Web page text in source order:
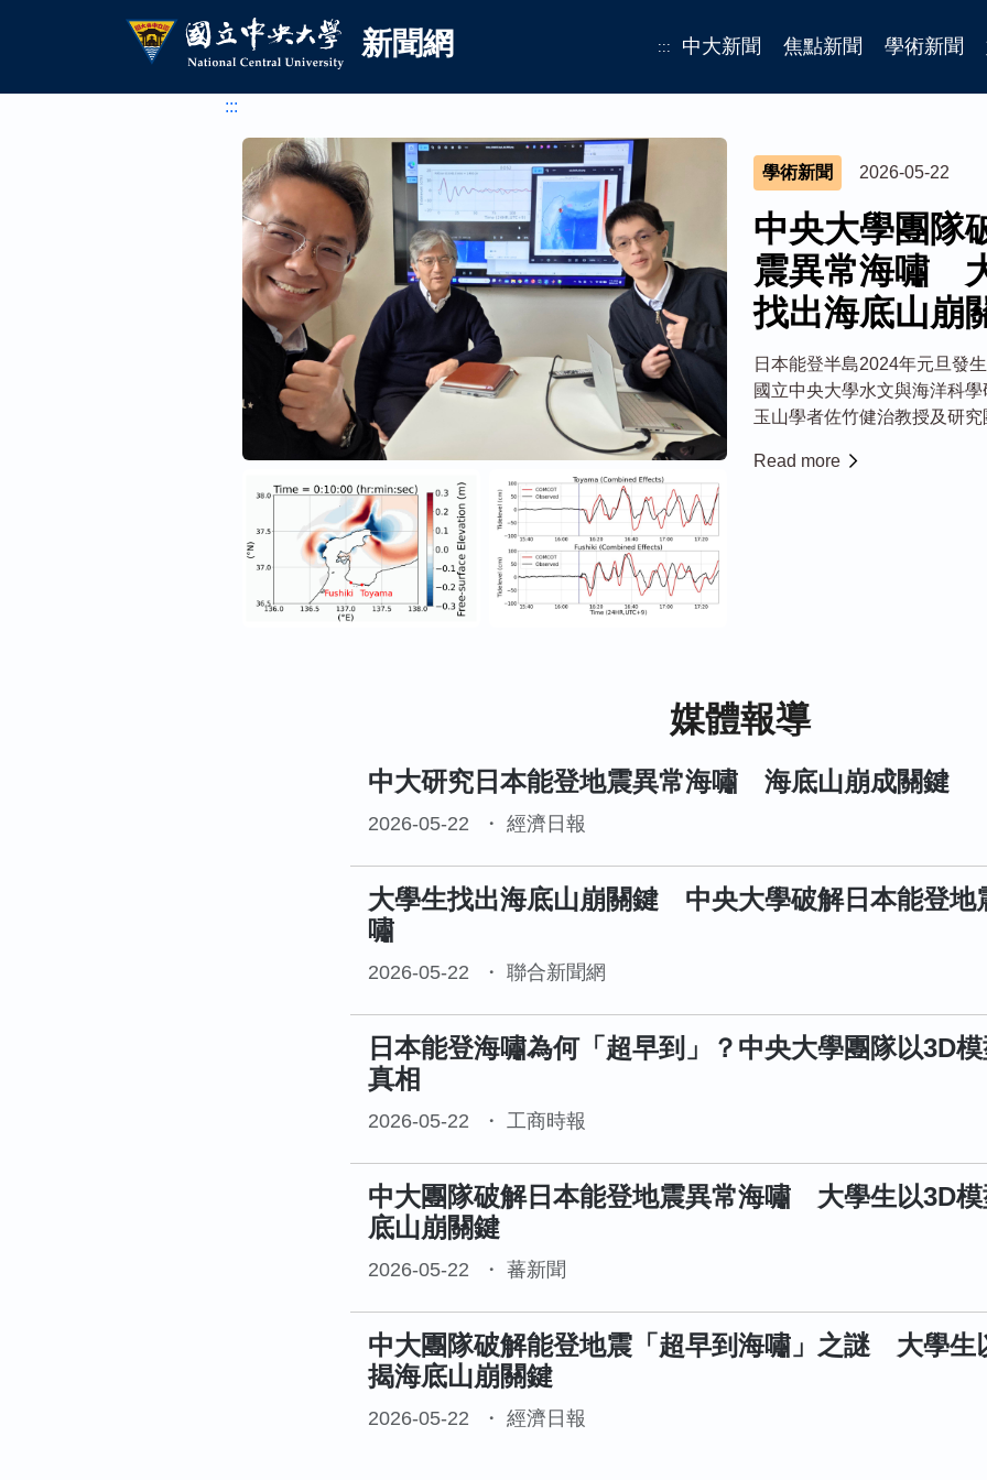
國立中央大學新聞網新聞網 ::: 中大新聞 焦點新聞 學術新聞
:::
學術新聞 2026-05-22
中央大學團隊
震異常海嘯
找出海底山崩
日本能登半島2024年元旦發
國立中央大學水文與海洋科
玉山學者佐竹健治教授及研
也扮演關鍵角色，成果刊載
Read more
媒體報導
中大研究日本能登地震異常海嘯 海底山崩成關鍵
2026-05-22 經濟日報
大學生找出海底山崩關鍵 中央大學破解日本能登地
嘯
2026-05-22 聯合新聞網
日本能登海嘯為何「超早到」？中央大學團隊以3D
真相
2026-05-22 工商時報
中大團隊破解日本能登地震異常海嘯 大學生以3D
底山崩關鍵
2026-05-22 蕃新聞
中大團隊破解能登地震「超早到海嘯」之謎 大學生
揭海底山崩關鍵
2026-05-22 經濟日報